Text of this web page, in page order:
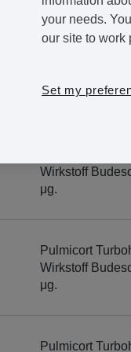
Wirkstoff
μg.
Pulmicort
Wirkstoff
μg.
Pulmicort
your needs.
our site to work
Set my